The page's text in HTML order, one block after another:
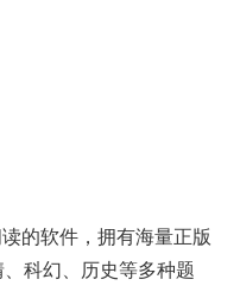
的软件，拥有海量正版
科幻、历史等多种题